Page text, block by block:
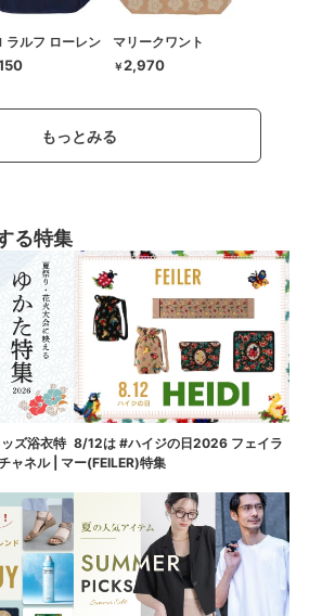
ラルフ ローレン マリークワント
￥2,970
もっとみる
る特集
ズ浴衣特
ャネル | マ
8/12は #ハイジの日2026 フェイラ
ー(FEILER)特集